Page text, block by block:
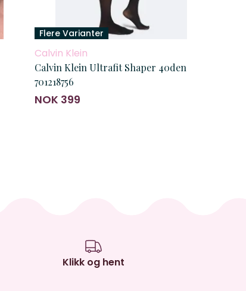
Flere Varianter
Calvin Klein
Calvin Klein Ultrafit Shaper 40den
701218756
NOK 399
Klikk og hent